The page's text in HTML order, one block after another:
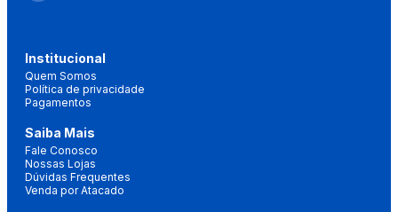
Institucional
Quem Somos
Política de privacidade
Pagamentos
Saiba Mais
Fale Conosco
Nossas Lojas
Dúvidas Frequentes
Venda por Atacado